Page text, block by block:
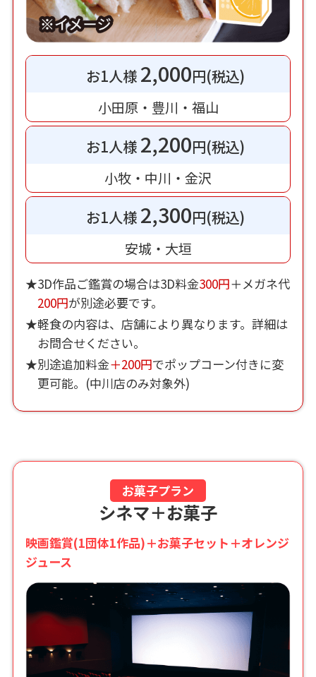
お1人様 2,000円(税込)
小田原・豊川・福山
お1人様 2,200円(税込)
小牧・中川・金沢
お1人様 2,300円(税込)
安城・大垣
★3D作品ご鑑賞の場合は3D料金300円＋メガネ代
200円が別途必要です。
★軽食の内容は、店舗により異なります。詳細は
お問合せください。
★別途追加料金＋200円でポップコーン付きに変
更可能。(中川店のみ対象外)
お菓子プラン
シネマ＋お菓子
映画鑑賞(1団体1作品)＋お菓子セット＋オレンジ
ジュース